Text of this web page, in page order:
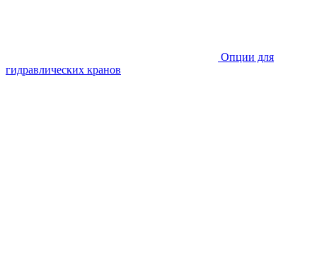
Опции для
гидравлических кранов